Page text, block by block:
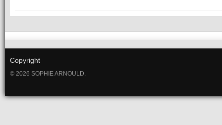
Copyright
© 2026 SOPHIE ARNOULD.